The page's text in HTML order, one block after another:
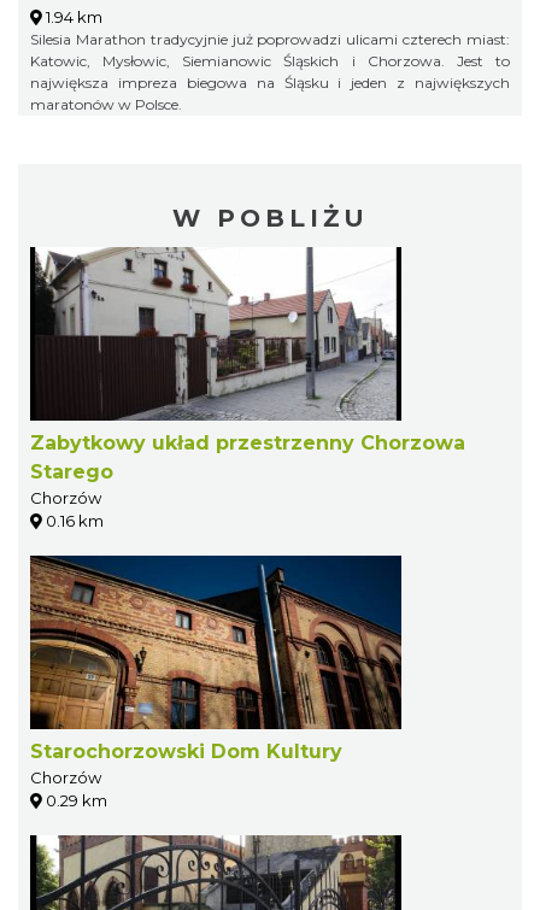
1.94 km
Silesia Marathon tradycyjnie już poprowadzi ulicami czterech miast:
Katowic, Mysłowic, Siemianowic Śląskich i Chorzowa. Jest to
największa impreza biegowa na Śląsku i jeden z największych
maratonów w Polsce.
W POBLIŻU
Zabytkowy układ przestrzenny Chorzowa
Starego
Chorzów
0.16 km
Starochorzowski Dom Kultury
Chorzów
0.29 km